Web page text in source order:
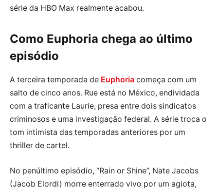
série da HBO Max realmente acabou.
Como Euphoria chega ao último
episódio
A terceira temporada de Euphoria começa com um
salto de cinco anos. Rue está no México, endividada
com a traficante Laurie, presa entre dois sindicatos
criminosos e uma investigação federal. A série troca o
tom intimista das temporadas anteriores por um
thriller de cartel.
No penúltimo episódio, “Rain or Shine”, Nate Jacobs
(Jacob Elordi) morre enterrado vivo por um agiota,